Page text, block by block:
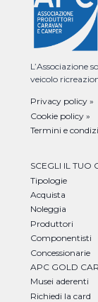
L’Associazione
veicolo
Privacy policy »
Cookie policy »
Termini e
SCEGLI IL TUO
Tipologie
Acquista
Noleggia
Produttori
Componentisti
Concessionarie
APC GOLD
Musei aderenti
Richiedi la card